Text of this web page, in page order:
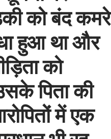
को बंद कमरे
हुआ था और
को
पिता की
में एक